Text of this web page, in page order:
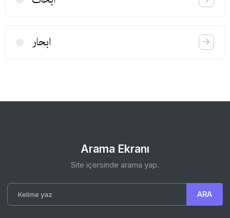
ابحار
Arama Ekranı
Site içersinde arama yap.